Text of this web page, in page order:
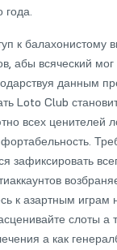
года.
к балахонистому
абы всяческий мог
данным
Loto Club
всех ценителей
зафиксировать
к азартным играм
слоты а
а как